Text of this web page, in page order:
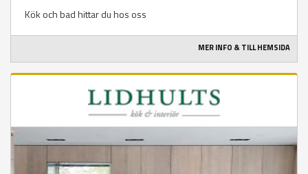
Kök och bad hittar du hos oss
MER INFO & TILL HEMSIDA